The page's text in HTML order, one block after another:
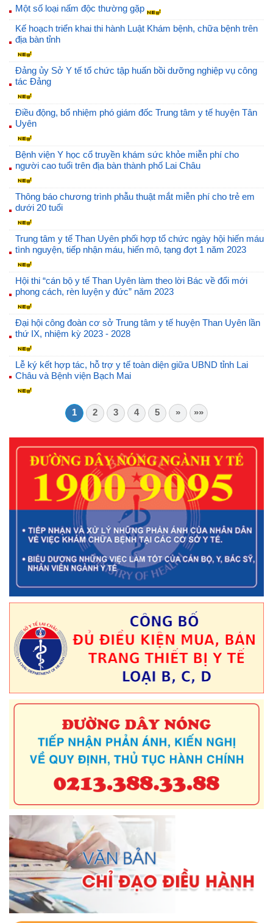
Một số loại nấm độc thường gặp
Kế hoạch triển khai thi hành Luật Khám bệnh, chữa bệnh trên
địa bàn tỉnh
Đảng ủy Sở Y tế tổ chức tập huấn bồi dưỡng nghiệp vụ công
tác Đảng
Điều động, bổ nhiệm phó giám đốc Trung tâm y tế huyện Tân
Uyên
Bệnh viện Y học cổ truyền khám sức khỏe miễn phí cho
người cao tuổi trên địa bàn thành phố Lai Châu
Thông báo chương trình phẫu thuật mắt miễn phí cho trẻ em
dưới 20 tuổi
Trung tâm y tế Than Uyên phối hợp tổ chức ngày hội hiến máu
tình nguyện, tiếp nhận máu, hiến mô, tạng đợt 1 năm 2023
Hội thi “cán bộ y tế Than Uyên làm theo lời Bác về đổi mới
phong cách, rèn luyện y đức” năm 2023
Đại hội công đoàn cơ sở Trung tâm y tế huyện Than Uyên lần
thứ IX, nhiệm kỳ 2023 - 2028
Lễ ký kết hợp tác, hỗ trợ y tế toàn diện giữa UBND tỉnh Lai
Châu và Bệnh viện Bạch Mai
1 2 3 4 5 » »»